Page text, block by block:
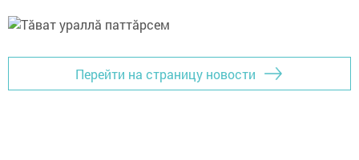
Перейти на страницу новости